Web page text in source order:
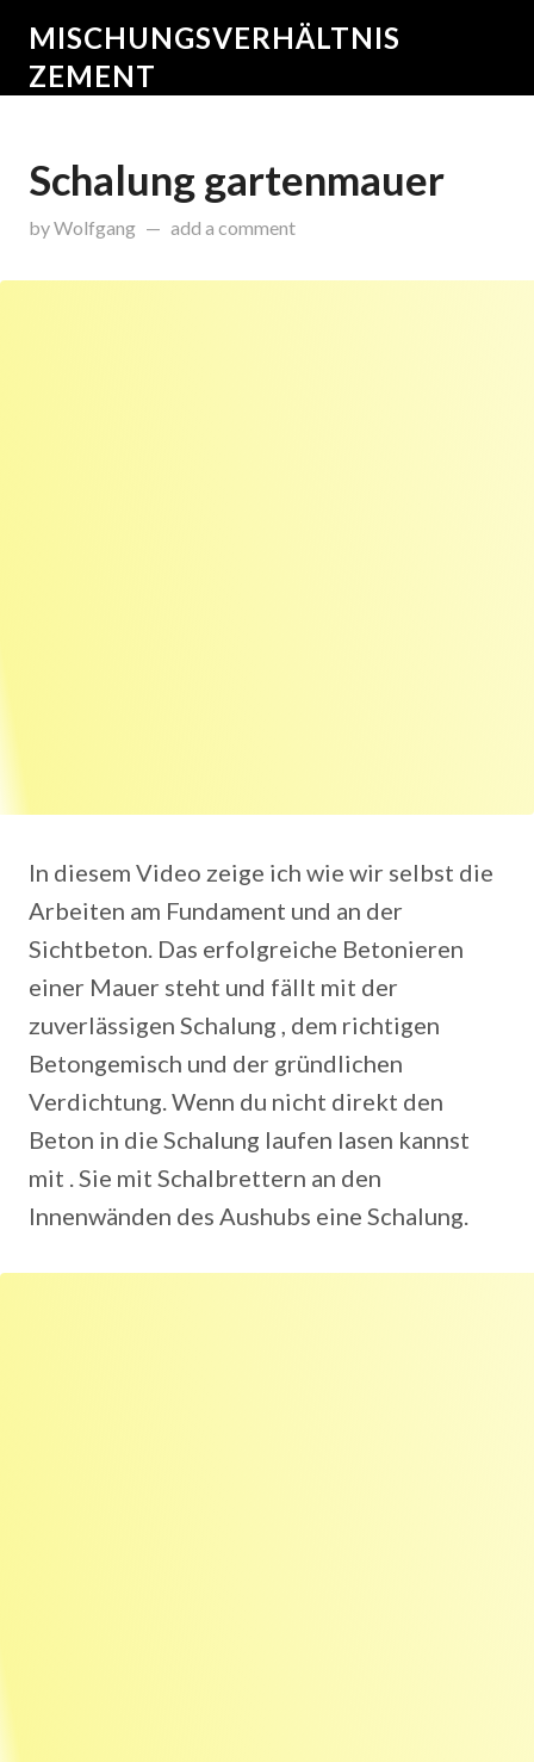
MISCHUNGSVERHÄLTNIS
ZEMENT
Schalung gartenmauer
byWolfgang onDezember 29, 2015
add a comment
In diesem Video zeige ich wie wir selbst die
Arbeiten am Fundament und an der
Sichtbeton. Das erfolgreiche Betonieren
einer Mauer steht und fällt mit der
zuverlässigen Schalung , dem richtigen
Betongemisch und der gründlichen
Verdichtung. Wenn du nicht direkt den
Beton in die Schalung laufen lasen kannst
mit . Sie mit Schalbrettern an den
Innenwänden des Aushubs eine Schalung.